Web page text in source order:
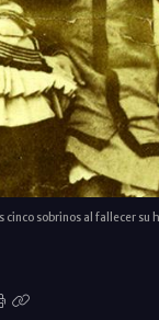
sobrinos al fallecer su